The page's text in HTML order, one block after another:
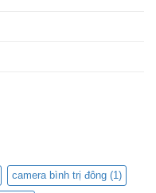
camera bình trị đông (1)